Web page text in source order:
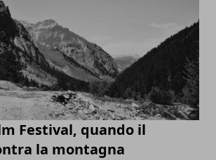
Festival, quando il
la montagna